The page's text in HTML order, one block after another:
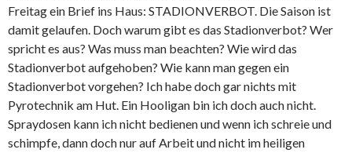
Freitag ein Brief ins Haus: STADIONVERBOT. Die Saison ist
damit gelaufen. Doch warum gibt es das Stadionverbot? Wer
spricht es aus? Was muss man beachten? Wie wird das
Stadionverbot aufgehoben? Wie kann man gegen ein
Stadionverbot vorgehen? Ich habe doch gar nichts mit
Pyrotechnik am Hut. Ein Hooligan bin ich doch auch nicht.
Spraydosen kann ich nicht bedienen und wenn ich schreie und
schimpfe, dann doch nur auf Arbeit und nicht im heiligen